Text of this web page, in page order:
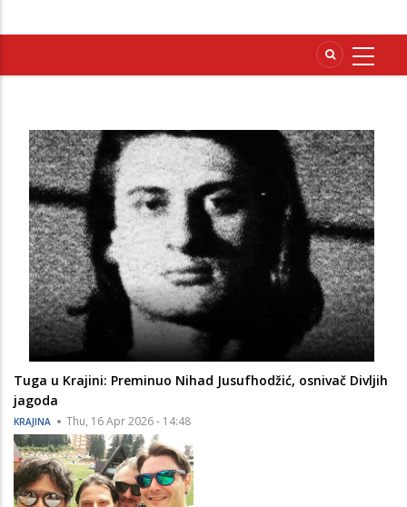
Tuga u Krajini: Preminuo Nihad Jusufhodžić, osnivač Divljih
jagoda
KRAJINA Thu, 16 Apr 2026 - 14:48